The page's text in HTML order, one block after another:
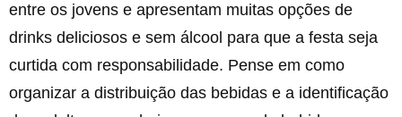
entre os jovens e apresentam muitas opções de
drinks deliciosos e sem álcool para que a festa seja
curtida com responsabilidade. Pense em como
organizar a distribuição das bebidas e a identificação